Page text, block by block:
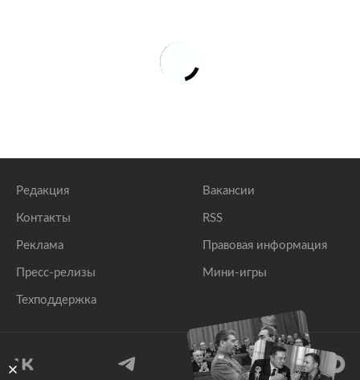
Редакция
Контакты
Реклама
Пресс-релизы
Техподдержка
Вакансии
RSS
Правовая информация
Мини-игры